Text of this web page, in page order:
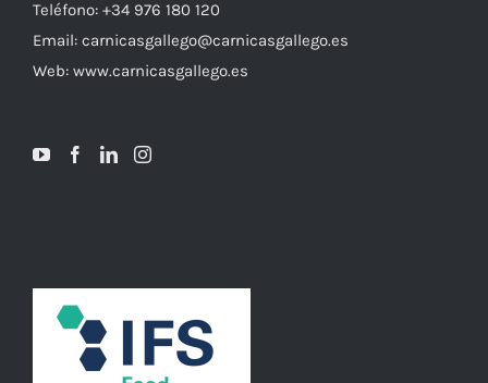
Teléfono: +34 976 180 120
Email: carnicasgallego@carnicasgallego.es
Web: www.carnicasgallego.es